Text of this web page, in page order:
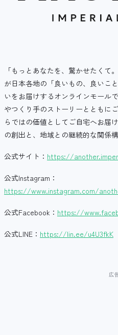
「もっとあなたを、驚かせたくて
が日本各地の「良いもの、良いこ
いをお届けするオンラインモール
やつくり手のストーリーとともに
らではの価値としてご自宅へお届
の創出と、地域との継続的な関係
公式サイト： https://
公式Instagram：
https://www.instagram.com/
公式Facebook： https://
公式LINE： https://lin.ee/u4U3fkK